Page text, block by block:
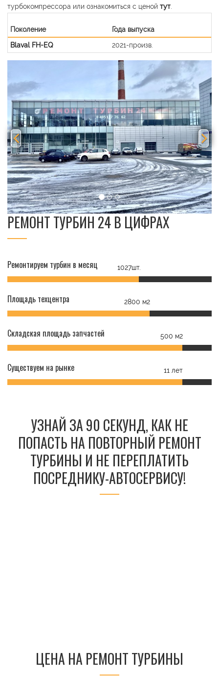
турбокомпрессора или ознакомиться с ценой тут
Поколение
Года выпуска
Blaval FH-EQ
2021-произв.
РЕМОНТ ТУРБИН 24 В ЦИФРАХ
Ремонтируем турбин в месяц 1027шт.
Площадь техцентра 2800 м2
Складская площадь запчастей 500 м2
Существуем на рынке 11 лет
УЗНАЙ ЗА 90 СЕКУНД, КАК НЕ
ПОПАСТЬ НА ПОВТОРНЫЙ РЕМОНТ
ТУРБИНЫ И НЕ ПЕРЕПЛАТИТЬ
ПОСРЕДНИКУ-АВТОСЕРВИСУ!
ЦЕНА НА РЕМОНТ ТУРБИНЫ